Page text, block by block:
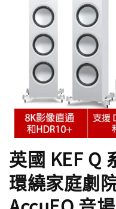
英國 KEF Q
環繞家庭劇